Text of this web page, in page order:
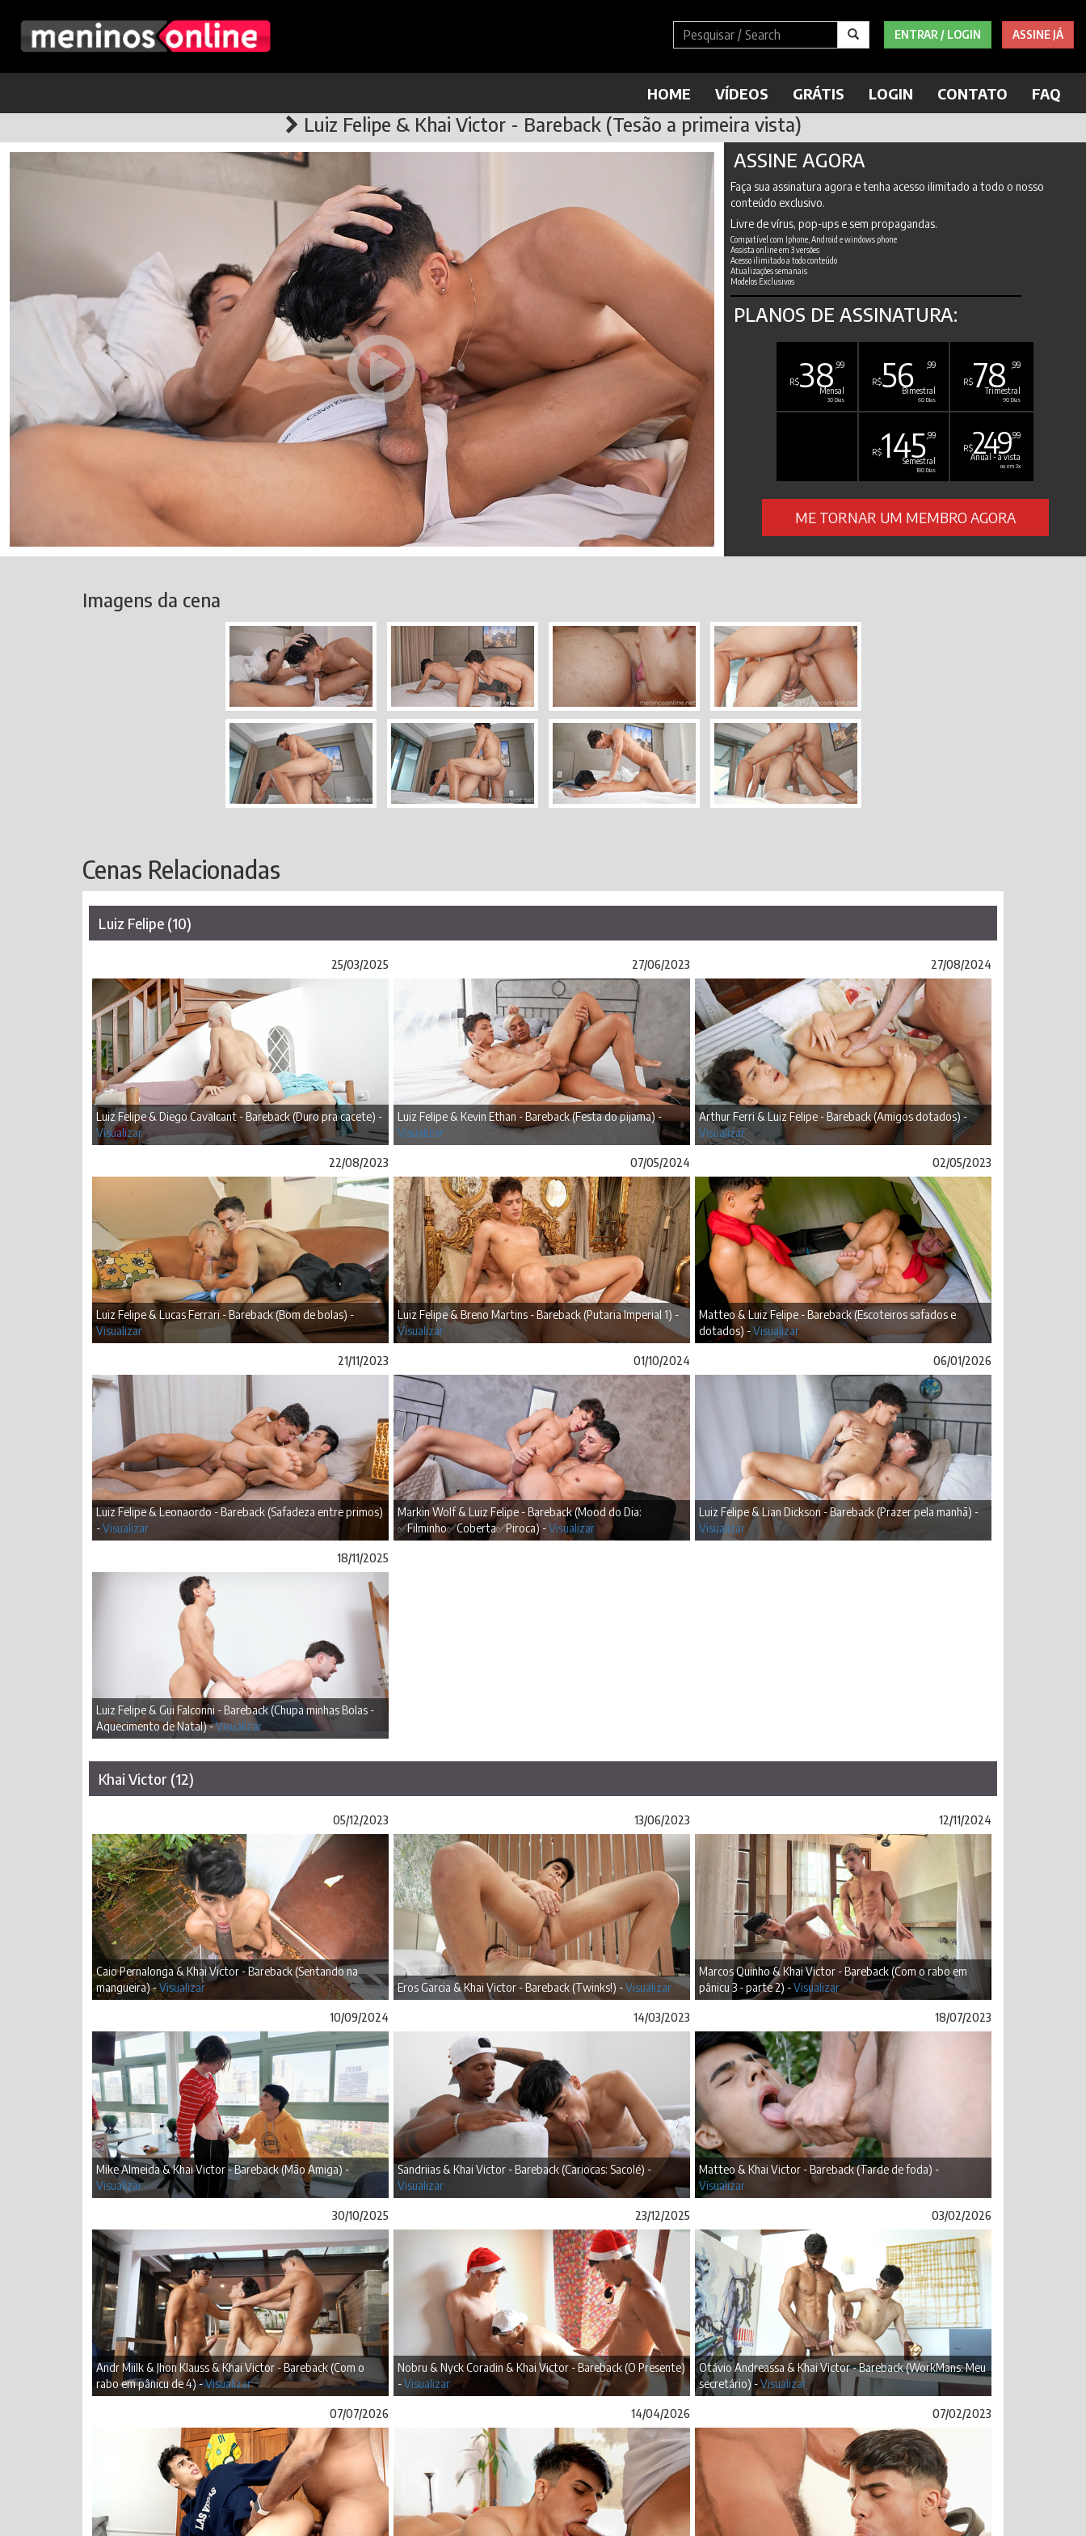
ENTRAR / LOGIN ASSINE JÁ
HOME VÍDEOS GRÁTIS LOGIN CONTATO FAQ
Luiz Felipe & Khai Victor - Bareback (Tesão a primeira vista)
ASSINE AGORA
Faça sua assinatura agora e tenha acesso ilimitado a todo o nosso
conteúdo exclusivo.
Livre de vírus, pop-ups e sem propagandas.
Compatível com Iphone, Android e windows phone
Assista online em 3 versões
Acesso ilimitado a todo conteúdo
Atualizações semanais
Modelos Exclusivos
PLANOS DE ASSINATURA:
R$38 ,99
Mensal
30 Dias
R$56 ,99
Bimestral
60 Dias
R$78 ,99
Trimestral
90 Dias
R$145,99
Semestral
180 Dias
R$249,99
Anual - à vista
ou em 3x
ME TORNAR UM MEMBRO AGORA
Imagens da cena
Cenas Relacionadas
Luiz Felipe (10)
25/03/2025
Luiz Felipe & Diego Cavalcant - Bareback (Duro pra cacete) -
Visualizar
27/06/2023
Luiz Felipe & Kevin Ethan - Bareback (Festa do pijama) -
Visualizar
27/08/2024
Arthur Ferri & Luiz Felipe - Bareback (Amigos dotados) -
Visualizar
22/08/2023
Luiz Felipe & Lucas Ferrari - Bareback (Bom de bolas) -
Visualizar
07/05/2024
Luiz Felipe & Breno Martins - Bareback (Putaria Imperial 1) -
Visualizar
02/05/2023
Matteo & Luiz Felipe - Bareback (Escoteiros safados e
dotados) -Visualizar
21/11/2023
Luiz Felipe & Leonaordo - Bareback (Safadeza entre primos)
-Visualizar
01/10/2024
Markin Wolf & Luiz Felipe - Bareback (Mood do Dia:
✅Filminho✅Coberta✅Piroca) -Visualizar
06/01/2026
Luiz Felipe & Lian Dickson - Bareback (Prazer pela manhã) -
Visualizar
18/11/2025
Luiz Felipe & Gui Falconni - Bareback (Chupa minhas Bolas -
Aquecimento de Natal) -Visualizar
Khai Victor (12)
05/12/2023
Caio Pernalonga & Khai Victor - Bareback (Sentando na
mangueira) -Visualizar
13/06/2023
Eros Garcia & Khai Victor - Bareback (Twinks!) -Visualizar
12/11/2024
Marcos Quinho & Khai Victor - Bareback (Com o rabo em
pânicu 3 - parte 2) -Visualizar
10/09/2024
Mike Almeida & Khai Victor - Bareback (Mão Amiga) -
Visualizar
14/03/2023
Sandriias & Khai Victor - Bareback (Cariocas: Sacolé) -
Visualizar
18/07/2023
Matteo & Khai Victor - Bareback (Tarde de foda) -
Visualizar
30/10/2025
Andr Miilk & Jhon Klauss & Khai Victor - Bareback (Com o
rabo em pânicu de 4) -Visualizar
23/12/2025
Nobru & Nyck Coradin & Khai Victor - Bareback (O Presente)
-Visualizar
03/02/2026
Otávio Andreassa & Khai Victor - Bareback (WorkMans: Meu
secretário) -Visualizar
07/07/2026 14/04/2026 07/02/2023